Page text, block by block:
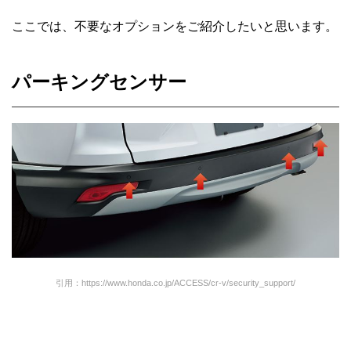
ここでは、不要なオプションをご紹介したいと思います。
パーキングセンサー
引用：https://www.honda.co.jp/ACCESS/cr-v/security_support/